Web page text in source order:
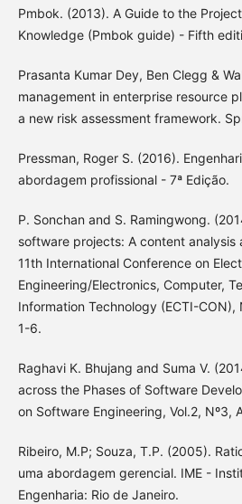
Pmbok. (2013). A Guide to the
Knowledge (Pmbok guide) - Fifth
Prasanta Kumar Dey, Ben Clegg &
management in enterprise resource
a new risk assessment framework.
Pressman, Roger S. (2016).
abordagem profissional - 7ª Edição.
P. Sonchan and S. Ramingwong.
software projects: A content analysis
11th International Conference on
Engineering/Electronics, Computer,
Information Technology (ECTI-CON),
1-6.
Raghavi K. Bhujang and Suma V.
across the Phases of Software
on Software Engineering, Vol.2, Nº3,
Ribeiro, M.P; Souza, T.P. (2005).
uma abordagem gerencial. IME -
Engenharia: Rio de Janeiro.